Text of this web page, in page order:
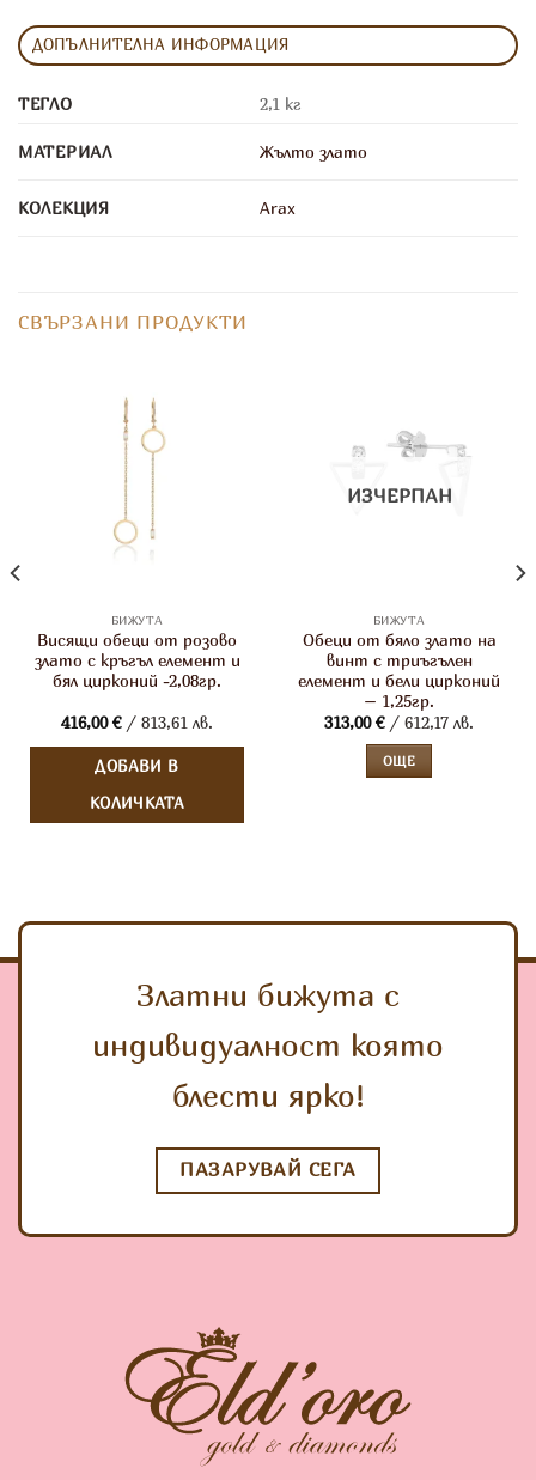
ДОПЪЛНИТЕЛНА ИНФОРМАЦИЯ
ТЕГЛО 2,1 кг
МАТЕРИАЛ Жълто злато
КОЛЕКЦИЯ Arax
СВЪРЗАНИ ПРОДУКТИ
БИЖУТА
Висящи обеци от розово
злато с кръгъл елемент и
бял цирконий -2,08гр.
416,00€/ 813,61 лв.
ДОБАВИ В
КОЛИЧКАТА
ИЗЧЕРПАН
БИЖУТА
Обеци от бяло злато на
винт с триъгълен
елемент и бели цирконий
– 1,25гр.
313,00€/ 612,17 лв.
ОЩЕ
Златни бижута с
индивидуалност която
блести ярко!
ПАЗАРУВАЙ СЕГА